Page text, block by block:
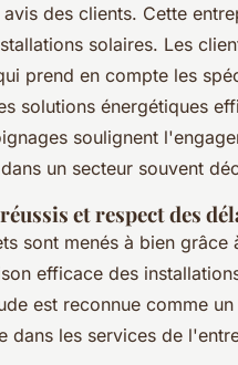
avis des clients. Cette
solaires. Les
prend en compte les
solutions énergétiques
soulignent
un secteur souvent
et respect des
sont menés à bien grâce
efficace des
est reconnue comme
dans les services de